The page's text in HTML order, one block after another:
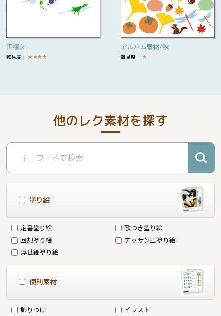
田植え
難易度： ★★★★
アルバム素材/秋
難易度： ★
他のレク素材を探す
塗り絵
定番塗り絵
歌つき塗り絵
回想塗り絵
デッサン風塗り絵
浮世絵塗り絵
便利素材
飾りつけ
イラスト